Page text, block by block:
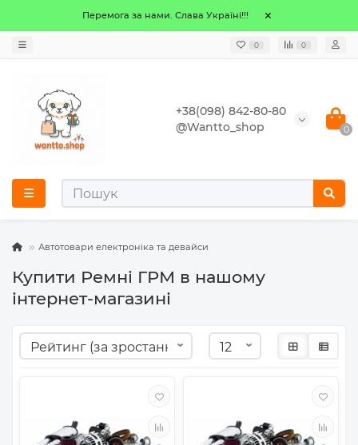
Перемога за нами. Слава Україні!!!
0 0
+38(098) 842-80-80
@Wantto_shop
0
Автотовари електроніка та девайси
Купити Ремні ГРМ в нашому
інтернет-магазині